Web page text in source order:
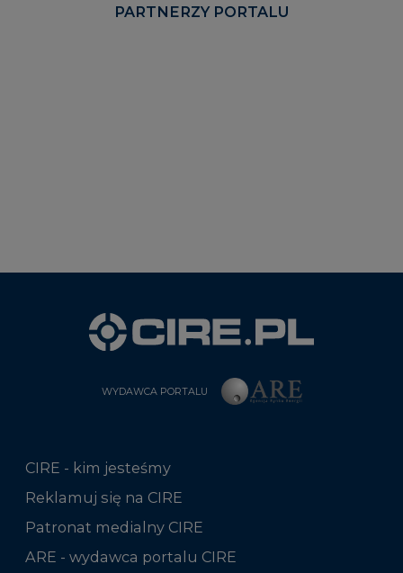
PARTNERZY PORTALU
WYDAWCA PORTALU
CIRE - kim jesteśmy
Reklamuj się na CIRE
Patronat medialny CIRE
ARE - wydawca portalu CIRE